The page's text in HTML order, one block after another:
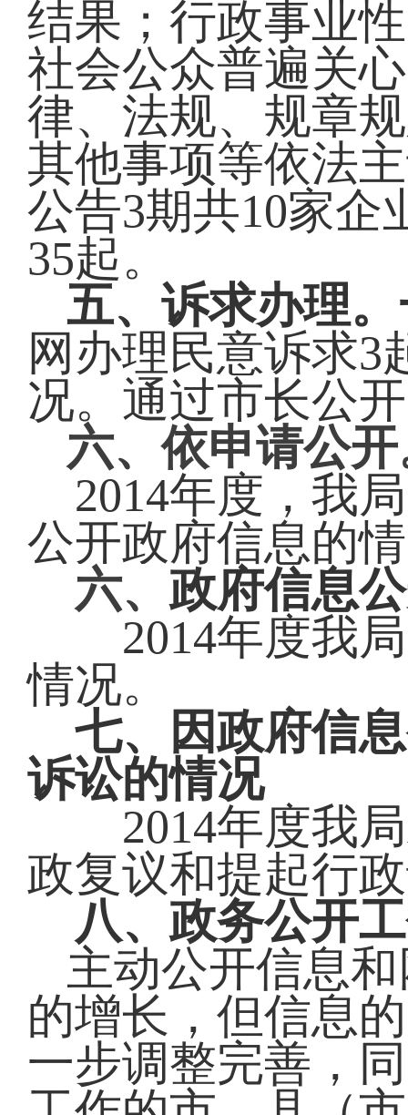
结果；行政事业
社会公众普遍关
律、法规、规章
其他事项等依法
公告3期共10家企
35起。
五、诉求办理
网办理民意诉求3
况。通过市长公
六、依申请公
2014年度，我
公开政府信息的
六、政府信息
2014年度我局
情况。
七、因政府信
诉讼的情况
2014年度我局
政复议和提起行
八、政务公开
主动公开信息
的增长，但信息
一步调整完善，